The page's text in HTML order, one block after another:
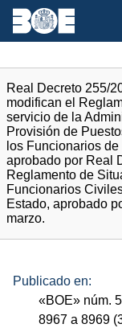
Real Decreto 255/
modifican el
servicio de la
Provisión de
los Funcionarios
aprobado por Real
Reglamento de
Funcionarios
Estado, aprobado
marzo.
Publicado en:
«BOE» núm.
8967 a 8969